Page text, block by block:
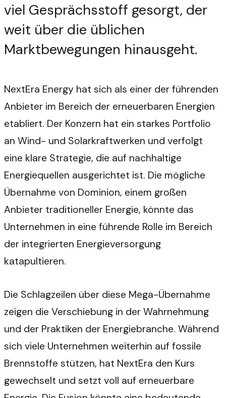
viel Gesprächsstoff gesorgt, der
weit über die üblichen
Marktbewegungen hinausgeht.
NextEra Energy hat sich als einer der führenden
Anbieter im Bereich der erneuerbaren Energien
etabliert. Der Konzern hat ein starkes Portfolio
an Wind- und Solarkraftwerken und verfolgt
eine klare Strategie, die auf nachhaltige
Energiequellen ausgerichtet ist. Die mögliche
Übernahme von Dominion, einem großen
Anbieter traditioneller Energie, könnte das
Unternehmen in eine führende Rolle im Bereich
der integrierten Energieversorgung
katapultieren.
Die Schlagzeilen über diese Mega-Übernahme
zeigen die Verschiebung in der Wahrnehmung
und der Praktiken der Energiebranche. Während
sich viele Unternehmen weiterhin auf fossile
Brennstoffe stützen, hat NextEra den Kurs
gewechselt und setzt voll auf erneuerbare